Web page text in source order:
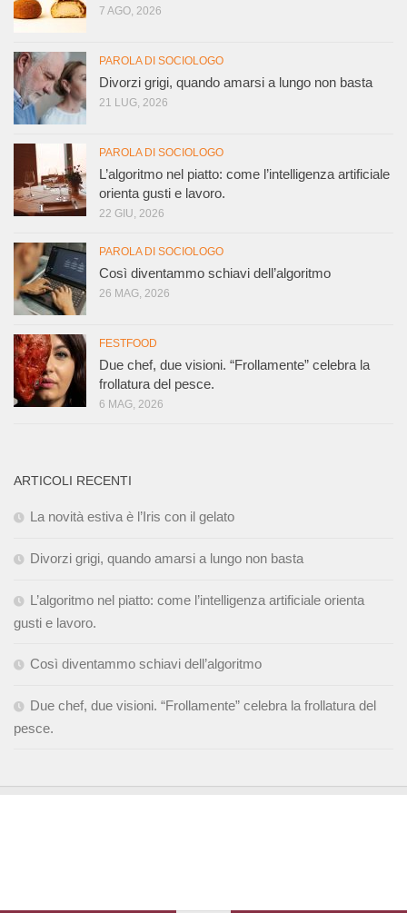
7 AGO, 2026
PAROLA DI SOCIOLOGO
Divorzi grigi, quando amarsi a lungo non basta
21 LUG, 2026
PAROLA DI SOCIOLOGO
L’algoritmo nel piatto: come l’intelligenza artificiale
orienta gusti e lavoro.
22 GIU, 2026
PAROLA DI SOCIOLOGO
Così diventammo schiavi dell’algoritmo
26 MAG, 2026
FESTFOOD
Due chef, due visioni. “Frollamente” celebra la
frollatura del pesce.
6 MAG, 2026
ARTICOLI RECENTI
La novità estiva è l’Iris con il gelato
Divorzi grigi, quando amarsi a lungo non basta
L’algoritmo nel piatto: come l’intelligenza artificiale orienta
gusti e lavoro.
Così diventammo schiavi dell’algoritmo
Due chef, due visioni. “Frollamente” celebra la frollatura del
pesce.